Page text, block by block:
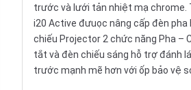
trước và lưới tản nhiệt mạ chrome.
i20 Active đưuọc nâng cấp đèn pha
chiếu Projector 2 chức năng Pha –
tắt và đèn chiếu sáng hỗ trợ đánh
trước mạnh mẽ hơn với ốp bảo vệ